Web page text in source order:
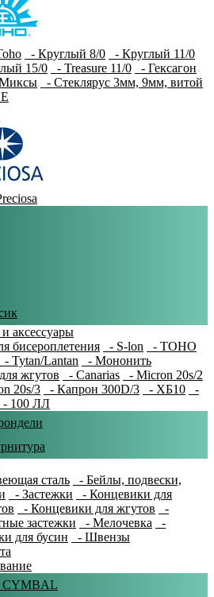
- Круглый 8/0
- Круглый 11/0
15/0
- Treasure 11/0
- Гексагон
- Стеклярус 3мм, 9мм, витой
аксессуары
бисероплетения
- S-lon
- TOHO
- Tytan/Lantan
- Мононить
жгутов
- Canarias
- Micron 20s/2
20s/3
- Капрон 300D/3 - ХБ10
-
- 100 ЛЛ
сталь
- Бейлы, подвески,
- Застежки
- Концевики для
- Концевики для жгутов
-
застежки
- Мелочевка
-
для бусин
- Швензы
CYMBAL